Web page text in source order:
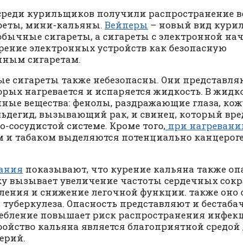
курильщиков получили распространение
мини-кальяны. Вейперы – новый вид
сигареты, а сигареты с электронной
электронных устройств как безопасную
сигаретам.
сигареты также небезопасны. Они
нагревается и испаряется жидкость. В
вещества: фенолы, раздражающие глаза,
вызывающий рак, и свинец, который
сосудистой системе. Кроме того, при
и табаком выделяются потенциально
показывают, что курение кальяна также
вызывает увеличение частоты сердечных
и снижение легочной функции. также оно
Опасность представляют и
повышает риск распространения
кальяна является благоприятной средой